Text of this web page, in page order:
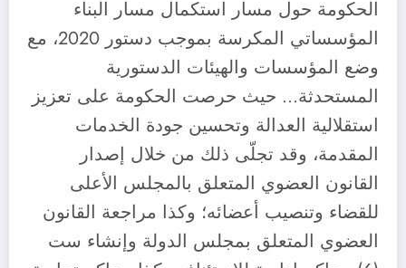
الحكومة حول مسار استكمال مسار البناء
المؤسساتي المكرسة بموجب دستور 2020، مع
وضع المؤسسات والهيئات الدستورية
المستحدثة… حيث حرصت الحكومة على تعزيز
استقلالية العدالة وتحسين جودة الخدمات
المقدمة، وقد تجلّى ذلك من خلال إصدار
القانون العضوي المتعلق بالمجلس الأعلى
للقضاء وتنصيب أعضائه؛ وكذا مراجعة القانون
العضوي المتعلق بمجلس الدولة وإنشاء ست